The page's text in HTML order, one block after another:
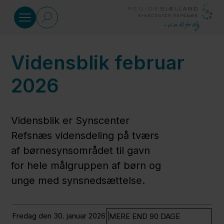
Specialrådgivning
Kurser
Materialer
Viden
og
Vidensblik februar
2026
Vidensblik er Synscenter
Refsnæs vidensdeling på tværs
af børnesynsområdet til gavn
for hele målgruppen af børn og
unge med synsnedsættelse.
MERE END 90 DAGE
fredag den 30. januar 2026